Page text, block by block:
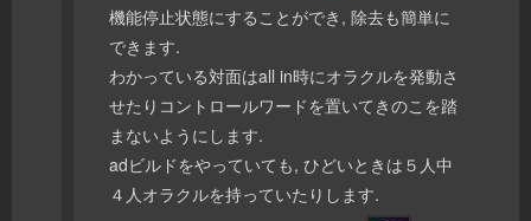
機能停止状態にすることができ, 除去も簡単に
できます.
わかっている対面はall in時にオラクルを発動さ
せたりコントロールワードを置いてきのこを踏
まないようにします.
adビルドをやっていても, ひどいときは５人中
４人オラクルを持っていたりします.